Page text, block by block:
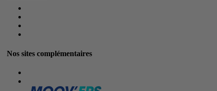
Nos sites complémentaires